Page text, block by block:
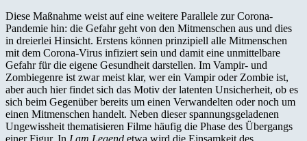
Diese Maßnahme weist auf eine weitere Parallele zur Corona-
Pandemie hin: die Gefahr geht von den Mitmenschen aus und dies
in dreierlei Hinsicht. Erstens können prinzipiell alle Mitmenschen
mit dem Corona-Virus infiziert sein und damit eine unmittelbare
Gefahr für die eigene Gesundheit darstellen. Im Vampir- und
Zombiegenre ist zwar meist klar, wer ein Vampir oder Zombie ist,
aber auch hier findet sich das Motiv der latenten Unsicherheit, ob es
sich beim Gegenüber bereits um einen Verwandelten oder noch um
einen Mitmenschen handelt. Neben dieser spannungsgeladenen
Ungewissheit thematisieren Filme häufig die Phase des Übergangs
einer Figur. In I am Legend etwa wird die Einsamkeit des